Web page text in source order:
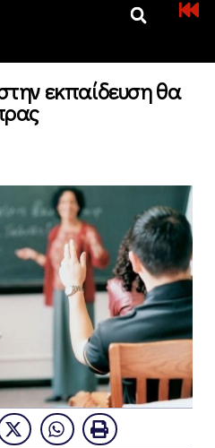
εκπαίδευση θα